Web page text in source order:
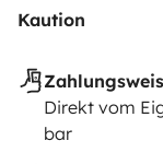
Kaution
Direkt vom
bar